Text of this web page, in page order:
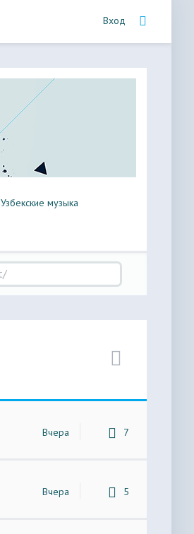
Вход
Узбекские музыка
Вчера 7
Вчера 5